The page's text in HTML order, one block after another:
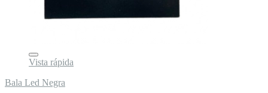
Vista rápida
Bala Led Negra